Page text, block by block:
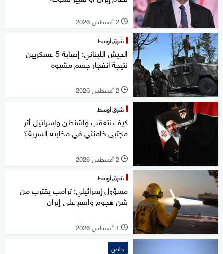
l 2 أغسطس 2026
شرق أوسط
الجيش اللبناني: إصابة 5 عسكريين
نتيجة انفجار جسم مشبوه
l 2 أغسطس 2026
شرق أوسط
كيف تتعقب واشنطن وإسرائيل أثر
مجتبى خامنئي في مخابئه السرية؟
l 2 أغسطس 2026
شرق أوسط
مسؤول إسرائيلي: ترامب يقترب من
شن هجوم واسع على إيران
l 1 أغسطس 2026
خاص